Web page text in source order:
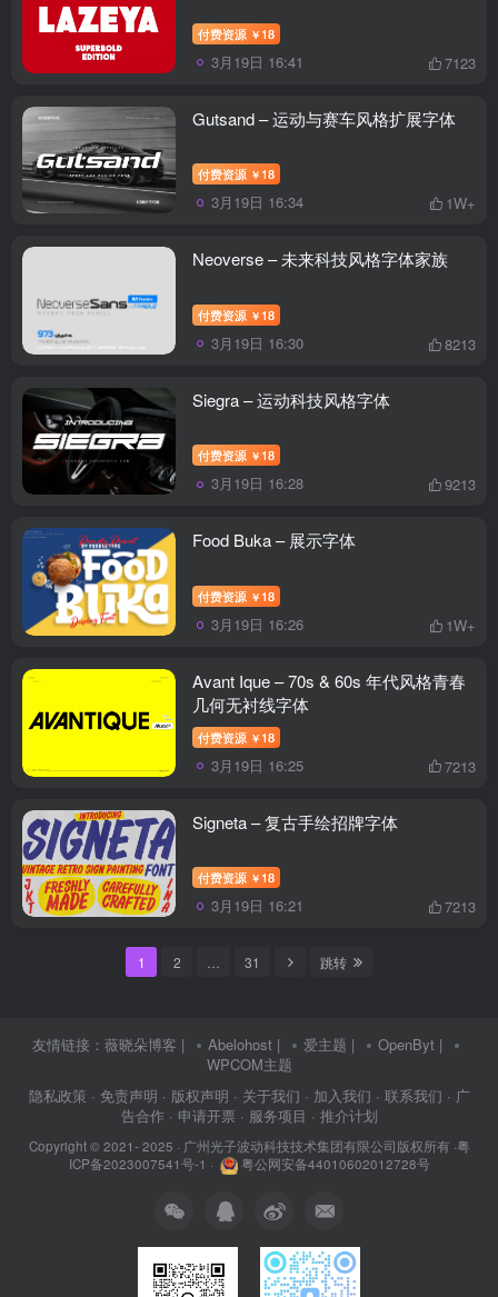
付费资源 ￥ 18
3月19日 16:41 7123
Gutsand – 运动与赛车风格扩展字体
付费资源 ￥ 18
3月19日 16:34 1W+
Neoverse – 未来科技风格字体家族
付费资源 ￥ 18
3月19日 16:30 8213
Siegra – 运动科技风格字体
付费资源 ￥ 18
3月19日 16:28 9213
Food Buka – 展示字体
付费资源 ￥ 18
3月19日 16:26 1W+
Avant Ique – 70s & 60s 年代风格青春
几何无衬线字体
付费资源 ￥ 18
3月19日 16:25 7213
Signeta – 复古手绘招牌字体
付费资源 ￥ 18
3月19日 16:21 7213
1 2 31 跳转
友情链接： 薇晓朵博客 | Abelohost | 爱主题 | OpenByt |
WPCOM主题
隐私政策 · 免责声明 · 版权声明 · 关于我们 · 加入我们 · 联系我们 · 广
告合作 · 申请开票 · 服务项目 · 推介计划
Copyright © 2021- 2025 · 广州光子波动科技技术集团有限公司版权所有·粤
ICP备2023007541号-1 · 粤公网安备44010602012728号